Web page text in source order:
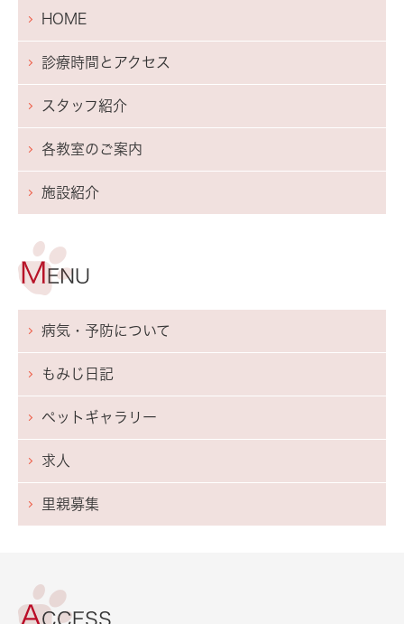
HOME
診療時間とアクセス
スタッフ紹介
各教室のご案内
施設紹介
病気・予防について
もみじ日記
ペットギャラリー
求人
里親募集